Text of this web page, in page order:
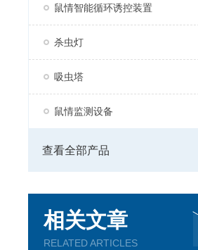
鼠情智能循环诱控装置
杀虫灯
吸虫塔
鼠情监测设备
查看全部产品
相关文章
RELATED ARTICLES